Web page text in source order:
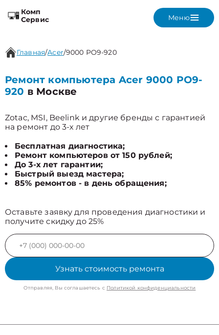
Комп
Сервис
Меню
Главная/Acer/9000 PO9-920
Ремонт компьютера Acer 9000 PO9-
920 в Москве
Zotac, MSI, Beelink и другие бренды с гарантией
на ремонт до 3-х лет
Бесплатная диагностика;
Ремонт компьютеров от 150 рублей;
До 3-х лет гарантии;
Быстрый выезд мастера;
85% ремонтов - в день обращения;
Оставьте заявку для проведения диагностики и
получите скидку до 25%
Узнать стоимость ремонта
Отправляя, Вы соглашаетесь с Политикой конфиденциальности